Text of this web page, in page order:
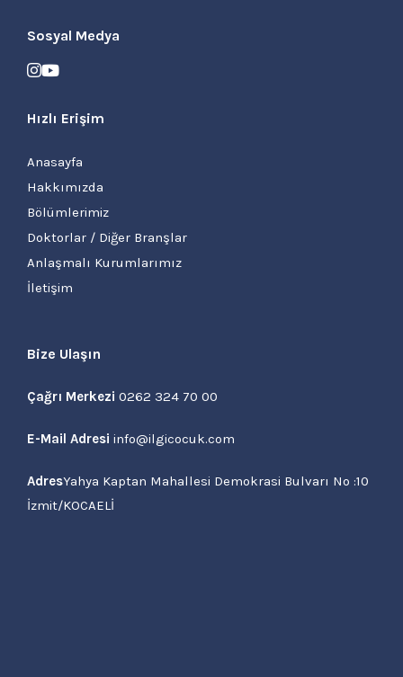
Sosyal Medya
Hızlı Erişim
Anasayfa
Hakkımızda
Bölümlerimiz
Doktorlar / Diğer Branşlar
Anlaşmalı Kurumlarımız
İletişim
Bize Ulaşın
Çağrı Merkezi 0262 324 70 00
E-Mail Adresi info@ilgicocuk.com
AdresYahya Kaptan Mahallesi Demokrasi Bulvarı No :10
İzmit/KOCAELİ